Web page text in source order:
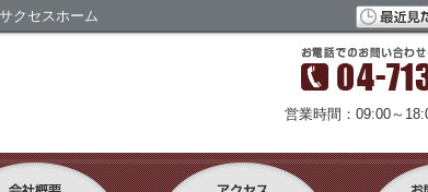
クセスホーム
営業時間：09:00～